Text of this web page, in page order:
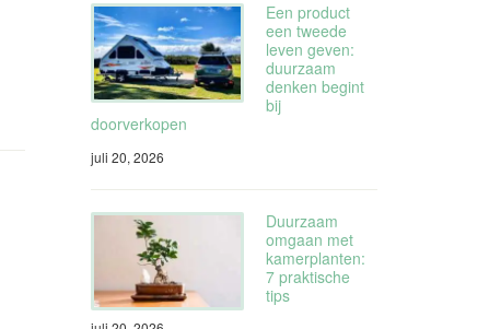
Een product
een tweede
leven geven:
duurzaam
denken begint
bij
doorverkopen
juli 20, 2026
Duurzaam
omgaan met
kamerplanten:
7 praktische
tips